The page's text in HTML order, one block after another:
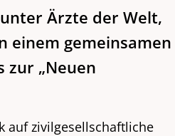
Ärzte der Welt,
einem gemeinsamen
zur „Neuen
auf zivilgesellschaftliche